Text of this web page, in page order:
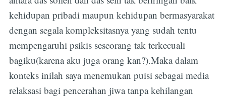
kehidupan pribadi maupun kehidupan bermasyarakat
dengan segala kompleksitasnya yang sudah tentu
mempengaruhi psikis seseorang tak terkecuali
bagiku(karena aku juga orang kan?).Maka dalam
konteks inilah saya menemukan puisi sebagai media
relaksasi bagi pencerahan jiwa tanpa kehilangan